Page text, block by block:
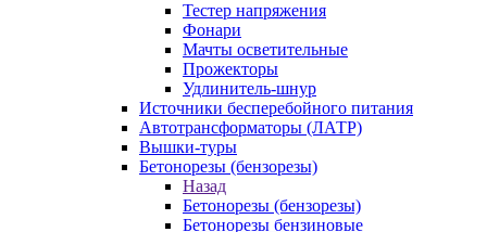
Тестер напряжения
Фонари
Мачты осветительные
Прожекторы
Удлинитель-шнур
Источники бесперебойного питания
Автотрансформаторы (ЛАТР)
Вышки-туры
Бетонорезы (бензорезы)
Назад
Бетонорезы (бензорезы)
Бетонорезы бензиновые